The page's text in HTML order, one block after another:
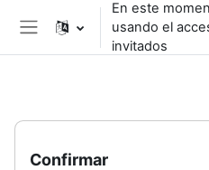
Saltar al contenido principal
Pánel lateral
En este
usando el
invitados
Confirmar